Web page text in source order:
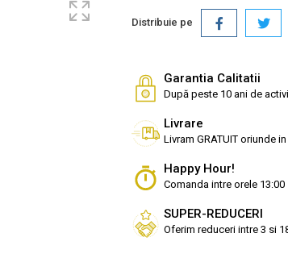
Distribuie pe
Garantia Calitatii
După peste 10 ani de
Livrare
Livram GRATUIT oriunde
Happy Hour!
Comanda intre orele
SUPER-REDUCERI
Oferim reduceri intre 3 si